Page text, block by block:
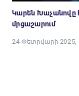
Կարեն Խաչանովը
մրցաշարում
24 Փետրվարի 2025,